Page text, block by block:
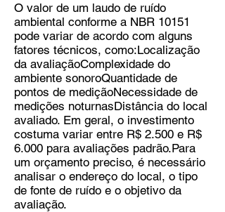
O valor de um laudo de ruído
ambiental conforme a NBR 10151
pode variar de acordo com alguns
fatores técnicos, como:Localização
da avaliaçãoComplexidade do
ambiente sonoroQuantidade de
pontos de mediçãoNecessidade de
medições noturnasDistância do local
avaliado. Em geral, o investimento
costuma variar entre R$ 2.500 e R$
6.000 para avaliações padrão.Para
um orçamento preciso, é necessário
analisar o endereço do local, o tipo
de fonte de ruído e o objetivo da
avaliação.